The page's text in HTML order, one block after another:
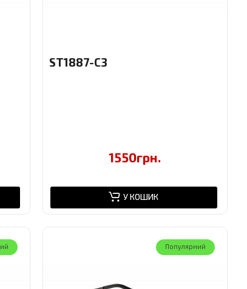
ST1887-C3
1550грн.
У КОШИК
Популярний